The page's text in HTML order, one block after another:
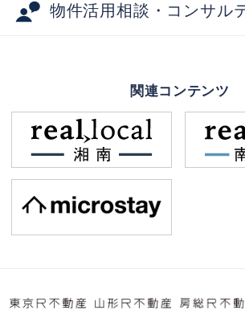
物件活用相談・コンサル
関連コンテンツ